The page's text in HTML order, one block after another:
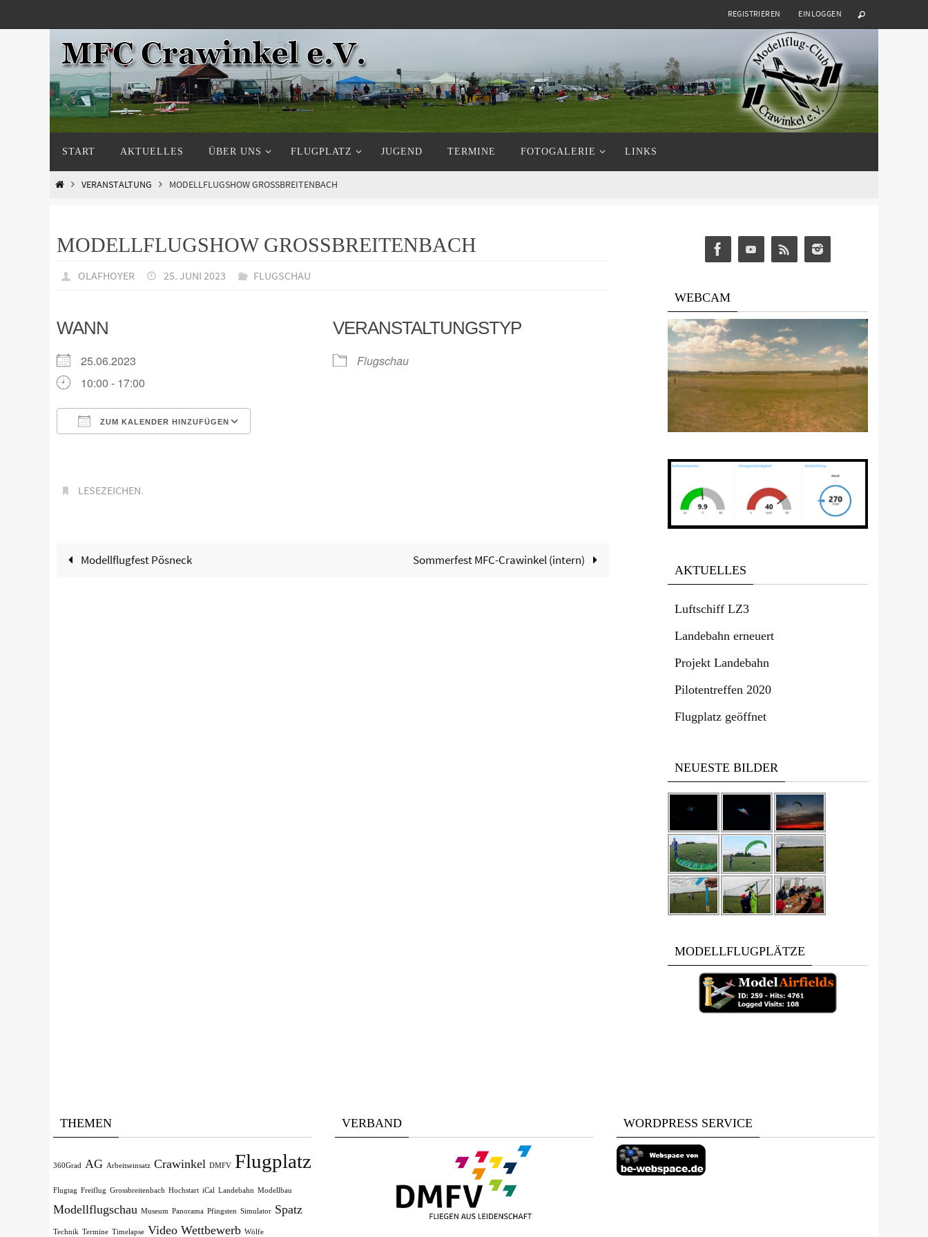
Inhalt
REGISTRIEREN EINLOGGEN
Inhalt
springen
START AKTUELLES ÜBER UNS FLUGPLATZ JUGEND TERMINE FOTOGALERIE LINKS
STARTVERANSTALTUNG MODELLFLUGSHOW GROSSBREITENBACH
MODELLFLUGSHOW GROSSBREITENBACH
OLAFHOYER 25. JUNI 2023 FLUGSCHAU
WANN
25.06.2023
10:00 - 17:00
ZUM KALENDER HINZUFÜGEN
VERANSTALTUNGSTYP
Flugschau
LESEZEICHEN.
Modellflugfest Pösneck Sommerfest MFC-Crawinkel (intern)
WEBCAM
AKTUELLES
Luftschiff LZ3
Landebahn erneuert
Projekt Landebahn
Pilotentreffen 2020
Flugplatz geöffnet
NEUESTE BILDER
MODELLFLUGPLÄTZE
THEMEN
360Grad AG Arbeitseinsatz Crawinkel DMFV Flugplatz
Flugtag Freiflug Grossbreitenbach Hochstart iCal Landebahn Modellbau
Modellflugschau Museum Panorama Pfingsten Simulator Spatz
Technik Termine Timelapse Video Wettbewerb Wölfe
VERBAND WORDPRESS SERVICE